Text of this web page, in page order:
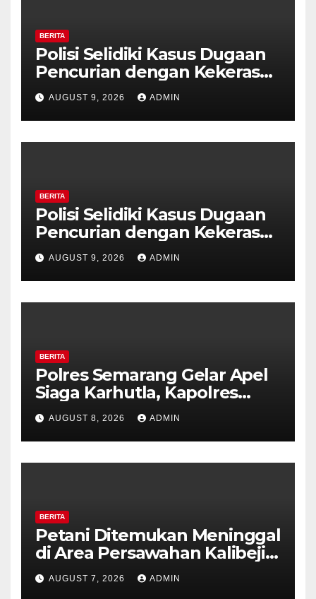
BERITA
Polisi Selidiki Kasus Dugaan
Pencurian dengan Kekerasan
di Counter HP Royal Phone
Ambarawa.
AUGUST 9, 2026 ADMIN
BERITA
Polisi Selidiki Kasus Dugaan
Pencurian dengan Kekerasan
di Counter HP Royal Phone
Ambarawa.
AUGUST 9, 2026 ADMIN
BERITA
Polres Semarang Gelar Apel
Siaga Karhutla, Kapolres
Tekankan Sinergi dan
Kesiapsiagaan Hadapi Musim
Kemarau.
AUGUST 8, 2026 ADMIN
BERITA
Petani Ditemukan Meninggal
di Area Persawahan Kalibeji,
Polisi Pastikan Tidak Ada
Tanda Kekerasan
AUGUST 7, 2026 ADMIN